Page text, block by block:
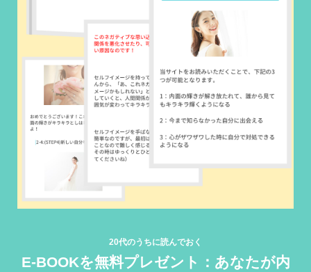
20代のうちに読んでおく
E-BOOKを無料プレゼント：あなたが内